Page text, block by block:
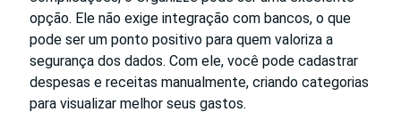
opção. Ele não exige integração com bancos, o que
pode ser um ponto positivo para quem valoriza a
segurança dos dados. Com ele, você pode cadastrar
despesas e receitas manualmente, criando categorias
para visualizar melhor seus gastos.